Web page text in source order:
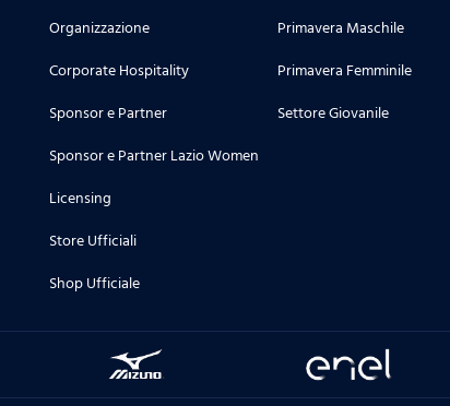
Organizzazione
Corporate Hospitality
Sponsor e Partner
Sponsor e Partner Lazio Women
Licensing
Store Ufficiali
Shop Ufficiale
Primavera Maschile
Primavera Femminile
Settore Giovanile